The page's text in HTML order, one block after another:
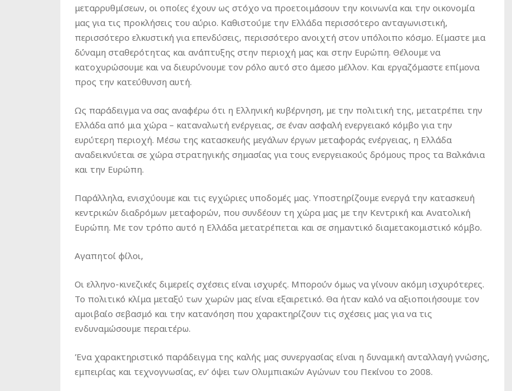
μεταρρυθμίσεων, οι οποίες έχουν ως στόχο να προετοιμάσουν την κοινωνία και την οικονομία
μας για τις προκλήσεις του αύριο. Καθιστούμε την Ελλάδα περισσότερο ανταγωνιστική,
περισσότερο ελκυστική για επενδύσεις, περισσότερο ανοιχτή στον υπόλοιπο κόσμο. Είμαστε μια
δύναμη σταθερότητας και ανάπτυξης στην περιοχή μας και στην Ευρώπη. Θέλουμε να
κατοχυρώσουμε και να διευρύνουμε τον ρόλο αυτό στο άμεσο μέλλον. Και εργαζόμαστε επίμονα
προς την κατεύθυνση αυτή.
Ως παράδειγμα να σας αναφέρω ότι η Ελληνική κυβέρνηση, με την πολιτική της, μετατρέπει την
Ελλάδα από μια χώρα – καταναλωτή ενέργειας, σε έναν ασφαλή ενεργειακό κόμβο για την
ευρύτερη περιοχή. Μέσω της κατασκευής μεγάλων έργων μεταφοράς ενέργειας, η Ελλάδα
αναδεικνύεται σε χώρα στρατηγικής σημασίας για τους ενεργειακούς δρόμους προς τα Βαλκάνια
και την Ευρώπη.
Παράλληλα, ενισχύουμε και τις εγχώριες υποδομές μας. Υποστηρίζουμε ενεργά την κατασκευή
κεντρικών διαδρόμων μεταφορών, που συνδέουν τη χώρα μας με την Κεντρική και Ανατολική
Ευρώπη. Με τον τρόπο αυτό η Ελλάδα μετατρέπεται και σε σημαντικό διαμετακομιστικό κόμβο.
Αγαπητοί φίλοι,
Οι ελληνο-κινεζικές διμερείς σχέσεις είναι ισχυρές. Μπορούν όμως να γίνουν ακόμη ισχυρότερες.
Το πολιτικό κλίμα μεταξύ των χωρών μας είναι εξαιρετικό. Θα ήταν καλό να αξιοποιήσουμε τον
αμοιβαίο σεβασμό και την κατανόηση που χαρακτηρίζουν τις σχέσεις μας για να τις
ενδυναμώσουμε περαιτέρω.
Ένα χαρακτηριστικό παράδειγμα της καλής μας συνεργασίας είναι η δυναμική ανταλλαγή γνώσης,
εμπειρίας και τεχνογνωσίας, εν’ όψει των Ολυμπιακών Αγώνων του Πεκίνου το 2008.